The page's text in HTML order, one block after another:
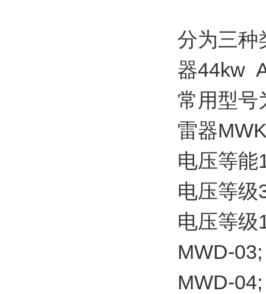
分为三种
器44kw
常用型
雷器
电压等能
电压等级
电压等
MWD-
MWD-